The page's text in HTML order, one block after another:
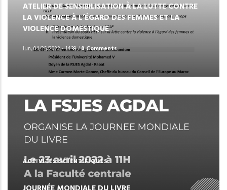
ATELIER DE SENSIBILISATION À LA LUTTE CONTRE
LA VIOLENCE À L’ÉGARD DES FEMMES ET LA
VIOLENCE DOMESTIQUE
lun, 04/25/2022 - 14:38/0 Comments
ACTIVITÉS SCIENTIFIQUES